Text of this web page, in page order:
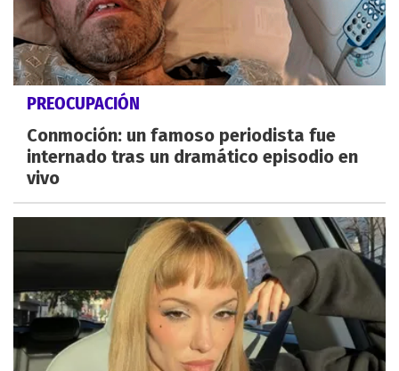
PREOCUPACIÓN
Conmoción: un famoso periodista fue
internado tras un dramático episodio en
vivo